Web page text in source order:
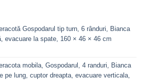
Gospodarul tip turn, 6 rânduri, Bianca
evacuare la spate, 160 × 46 × 46 cm
mobila, Gospodarul, 4 randuri, Bianca
pe lung, cuptor dreapta, evacuare verticala,